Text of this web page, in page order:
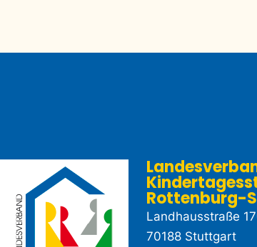
Rottenburg-
Landhausstraße
70188 Stuttgart